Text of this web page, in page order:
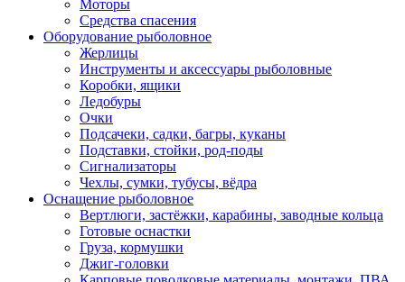
Моторы
Средства спасения
Оборудование рыболовное
Жерлицы
Инструменты и аксессуары рыболовные
Коробки, ящики
Ледобуры
Очки
Подсачеки, садки, багры, куканы
Подставки, стойки, род-поды
Сигнализаторы
Чехлы, сумки, тубусы, вёдра
Оснащение рыболовное
Вертлюги, застёжки, карабины, заводные кольца
Готовые оснастки
Груза, кормушки
Джиг-головки